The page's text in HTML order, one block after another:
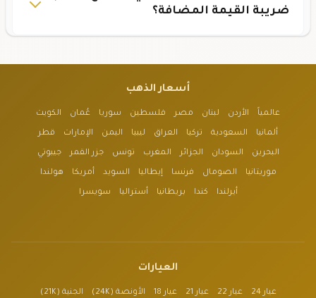
ضريبة القيمة المضافة؟
أسعار الذهب
عالمياً الأردن لبنان مصر فلسطين سوريا عُمان الكويت
ألمانيا السعودية تركيا العراق ليبيا اليمن الإمارات قطر
البحرين السودان الجزائر المغرب تونس جزر القمر جيبوتي
موريتانيا الصومال فرنسا إيطاليا السويد أمريكا هولندا
أيرلندا كندا بريطانيا أستراليا سويسرا
العيارات
عيار 24 عيار 22 عيار 21 عيار 18 الأونصة (24K) الجنية (21K)